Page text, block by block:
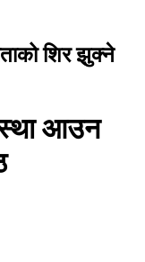
शिर झुक्ने
आउन